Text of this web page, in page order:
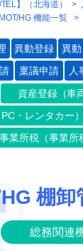
】（北海道） >
MOT/HG 機能一覧 >
異動登録 異動
稟議申請 人
資産登録（車
・レンタカー）
事業所税（事業所
棚
総務関連